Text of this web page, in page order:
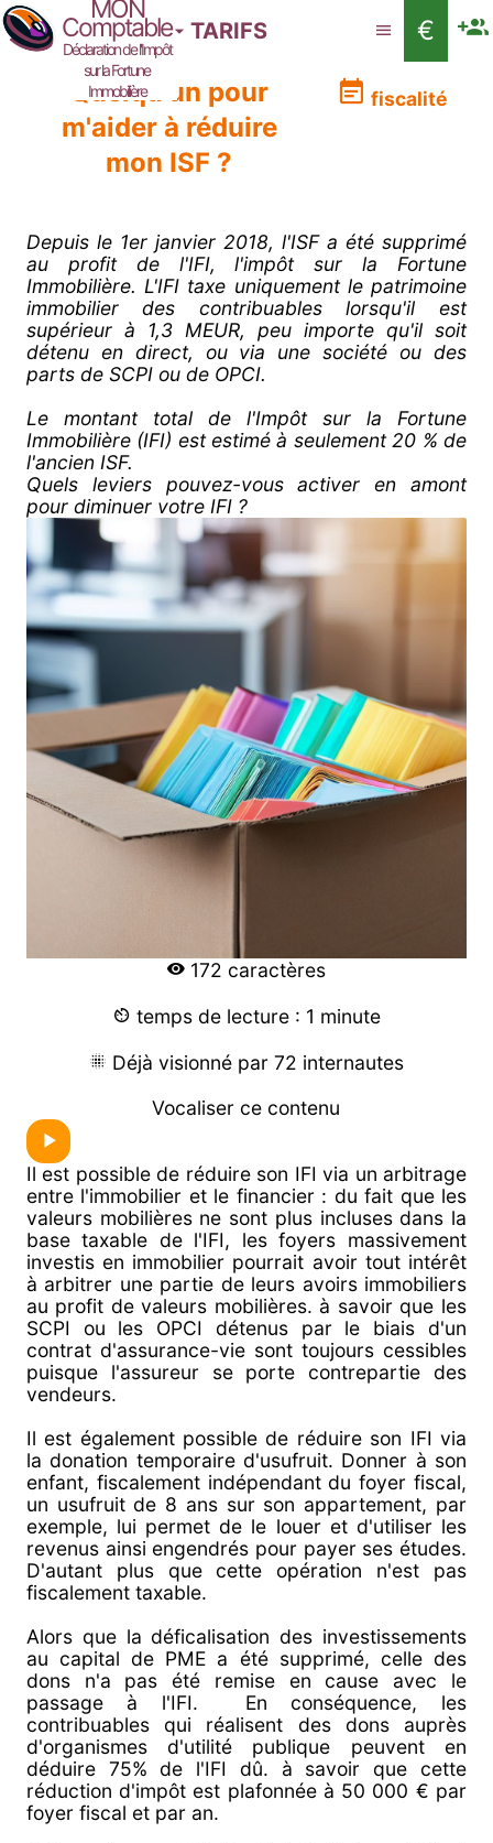
MON
Comptable
Déclaration de l'Impôt
sur la Fortune
Immobilière
TARIFS
€
Quelqu'un pour
m'aider à réduire
mon ISF ?
fiscalité
Depuis le 1er janvier 2018, l'ISF a été supprimé
au profit de l'IFI, l'impôt sur la Fortune
Immobilière. L'IFI taxe uniquement le patrimoine
immobilier des contribuables lorsqu'il est
supérieur à 1,3 MEUR, peu importe qu'il soit
détenu en direct, ou via une société ou des
parts de SCPI ou de OPCI.
Le montant total de l'Impôt sur la Fortune
Immobilière (IFI) est estimé à seulement 20 % de
l'ancien ISF.
Quels leviers pouvez-vous activer en amont
pour diminuer votre IFI ?
172 caractères
temps de lecture : 1 minute
Déjà visionné par 72 internautes
Vocaliser ce contenu
Il est possible de réduire son IFI via un arbitrage
entre l'immobilier et le financier : du fait que les
valeurs mobilières ne sont plus incluses dans la
base taxable de l'IFI, les foyers massivement
investis en immobilier pourrait avoir tout intérêt
à arbitrer une partie de leurs avoirs immobiliers
au profit de valeurs mobilières. à savoir que les
SCPI ou les OPCI détenus par le biais d'un
contrat d'assurance-vie sont toujours cessibles
puisque l'assureur se porte contrepartie des
vendeurs.
Il est également possible de réduire son IFI via
la donation temporaire d'usufruit. Donner à son
enfant, fiscalement indépendant du foyer fiscal,
un usufruit de 8 ans sur son appartement, par
exemple, lui permet de le louer et d'utiliser les
revenus ainsi engendrés pour payer ses études.
D'autant plus que cette opération n'est pas
fiscalement taxable.
Alors que la déficalisation des investissements
au capital de PME a été supprimé, celle des
dons n'a pas été remise en cause avec le
passage à l'IFI. En conséquence, les
contribuables qui réalisent des dons auprès
d'organismes d'utilité publique peuvent en
déduire 75% de l'IFI dû. à savoir que cette
réduction d'impôt est plafonnée à 50 000 € par
foyer fiscal et par an.